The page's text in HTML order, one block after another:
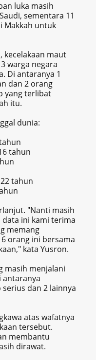
luka masih
sementara 11
Makkah untuk
kecelakaan maut
warga negara
Di antaranya 1
dan 2 orang
yang terlibat
itu.
dunia:
tahun
tahun
"Nanti masih
ini kami terima
memang
orang ini bersama
kata Yusron.
masih menjalani
antaranya
dan 2 lainnya
atas wafatnya
tersebut.
membantu
dirawat.